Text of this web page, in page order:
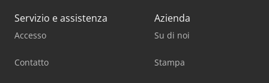
Servizio e assistenza
Accesso
Contatto
Azienda
Su di noi
Stampa